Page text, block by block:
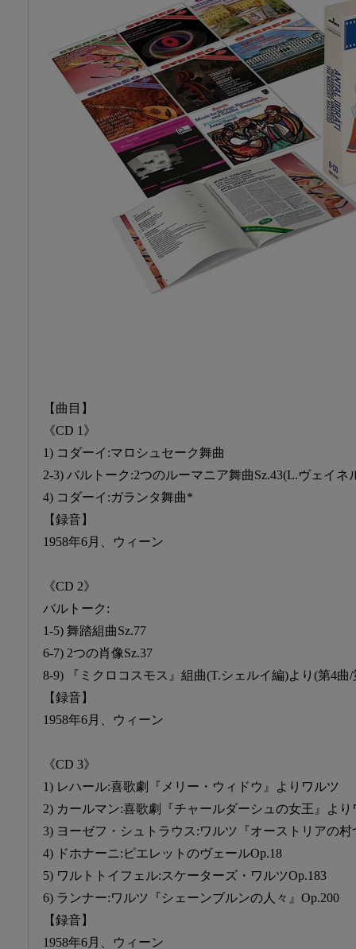
【曲目】
《CD 1》
1) コダーイ:マロシュセーク舞曲
2-3) バルトーク:2つのルーマニア舞曲Sz.43(L.ヴェイネ
4) コダーイ:ガランタ舞曲*
【録音】
1958年6月、ウィーン
《CD 2》
バルトーク:
1-5) 舞踏組曲Sz.77
6-7) 2つの肖像Sz.37
8-9) 『ミクロコスモス』組曲(T.シェルイ編)より(第4曲/
【録音】
1958年6月、ウィーン
《CD 3》
1) レハール:喜歌劇『メリー・ウィドウ』よりワルツ
2) カールマン:喜歌劇『チャールダーシュの女王』より
3) ヨーゼフ・シュトラウス:ワルツ『オーストリアの村
4) ドホナーニ:ピエレットのヴェールOp.18
5) ワルトトイフェル:スケーターズ・ワルツOp.183
6) ランナー:ワルツ『シェーンブルンの人々』Op.200
【録音】
1958年6月、ウィーン